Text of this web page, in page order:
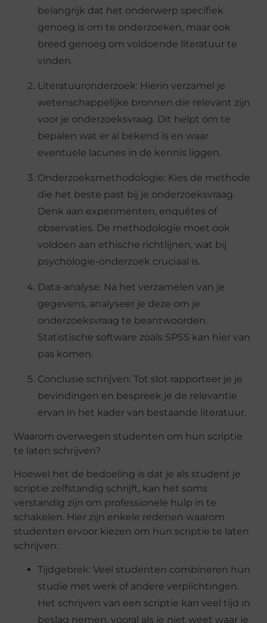
belangrijk dat het onderwerp specifiek
genoeg is om te onderzoeken, maar ook
breed genoeg om voldoende literatuur te
vinden.
Literatuuronderzoek: Hierin verzamel je
wetenschappelijke bronnen die relevant zijn
voor je onderzoeksvraag. Dit helpt om te
bepalen wat er al bekend is en waar
eventuele lacunes in de kennis liggen.
Onderzoeksmethodologie: Kies de methode
die het beste past bij je onderzoeksvraag.
Denk aan experimenten, enquêtes of
observaties. De methodologie moet ook
voldoen aan ethische richtlijnen, wat bij
psychologie-onderzoek cruciaal is.
Data-analyse: Na het verzamelen van je
gegevens, analyseer je deze om je
onderzoeksvraag te beantwoorden.
Statistische software zoals SPSS kan hier van
pas komen.
Conclusie schrijven: Tot slot rapporteer je je
bevindingen en bespreek je de relevantie
ervan in het kader van bestaande literatuur.
Waarom overwegen studenten om hun scriptie
te laten schrijven?
Hoewel het de bedoeling is dat je als student je
scriptie zelfstandig schrijft, kan het soms
verstandig zijn om professionele hulp in te
schakelen. Hier zijn enkele redenen waarom
studenten ervoor kiezen om hun scriptie te laten
schrijven:
Tijdgebrek: Veel studenten combineren hun
studie met werk of andere verplichtingen.
Het schrijven van een scriptie kan veel tijd in
beslag nemen, vooral als je niet weet waar je